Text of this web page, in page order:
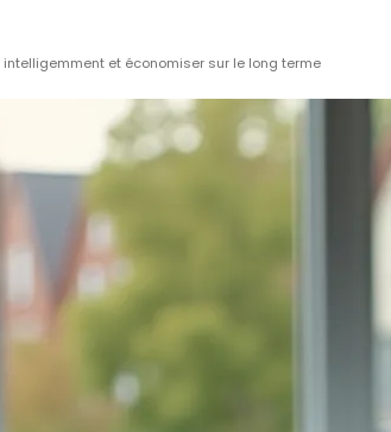
et économiser sur le long terme